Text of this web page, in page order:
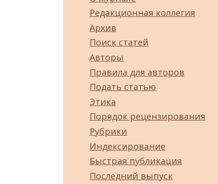
Редакционная коллегия
Архив
Поиск статей
Авторы
Правила для авторов
Подать статью
Этика
Порядок рецензирования
Рубрики
Индексирование
Быстрая публикация
Последний выпуск